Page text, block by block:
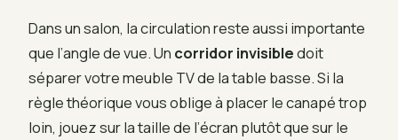
Dans un salon, la circulation reste aussi importante
que l’angle de vue. Un corridor invisibledoit
séparer votre meuble TV de la table basse. Si la
règle théorique vous oblige à placer le canapé trop
loin, jouez sur la taille de l’écran plutôt que sur le